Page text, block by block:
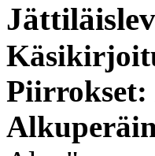
Piirrokset: